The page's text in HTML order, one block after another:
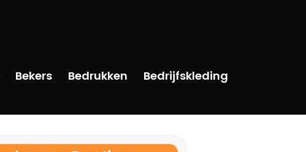
Bekers Bedrukken
Bedrijfskleding